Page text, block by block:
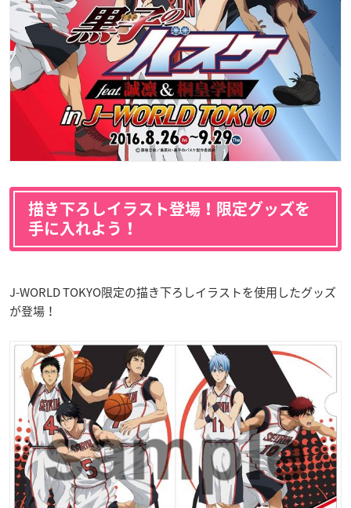
描き下ろしイラスト登場！限定グッズを
手に入れよう！
J-WORLD TOKYO限定の描き下ろしイラストを使用したグッズ
が登場！